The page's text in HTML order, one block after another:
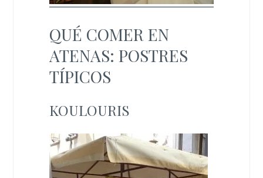
QUÉ COMER EN
ATENAS: POSTRES
TÍPICOS
KOULOURIS